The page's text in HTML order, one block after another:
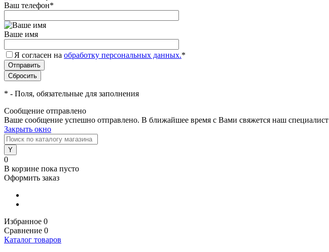
Ваш телефон*
Ваше имя
Я согласен на обработку персональных данных.*
* - Поля, обязательные для заполнения
Сообщение отправлено
Ваше сообщение успешно отправлено. В ближайшее время с Вами свяжется наш специалист
Закрыть окно
0
В корзине пока пусто
Оформить заказ
Избранное 0
Сравнение 0
Каталог товаров